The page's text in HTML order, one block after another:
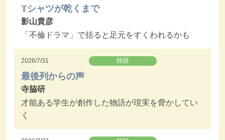
Tシャツが乾くまで
影山貴彦
「不倫ドラマ」で括ると足元をすくわれるかも
2026/7/31 韓国
最後列からの声
寺脇研
才能ある学生が創作した物語が現実を脅かしてい
く